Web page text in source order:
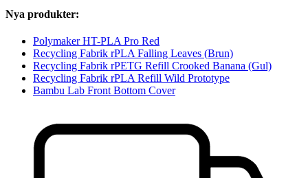
Nya produkter:
Polymaker HT-PLA Pro Red
Recycling Fabrik rPLA Falling Leaves (Brun)
Recycling Fabrik rPETG Refill Crooked Banana (Gul)
Recycling Fabrik rPLA Refill Wild Prototype
Bambu Lab Front Bottom Cover